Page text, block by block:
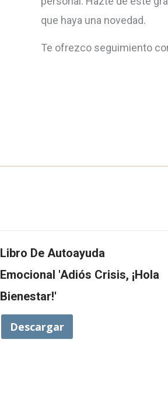
que haya una novedad.
Te ofrezco seguimiento
Libro De Autoayuda
Emocional 'Adiós Crisis, ¡Hola
Bienestar!'
Descargar